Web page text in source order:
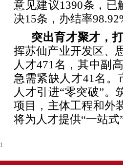
意见建议1390条，已
决15条，办结率
突出育才聚才，
挥苏仙产业开发区、
人才471名，其中副
急需紧缺人才41名
人才引进“零突破”。
项目，主体工程和外
将为人才提供“一站式
1